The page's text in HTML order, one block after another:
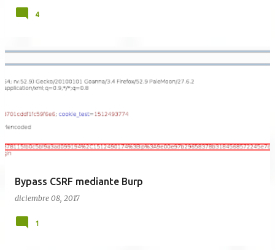
4
Bypass CSRF mediante Burp
diciembre 08, 2017
1